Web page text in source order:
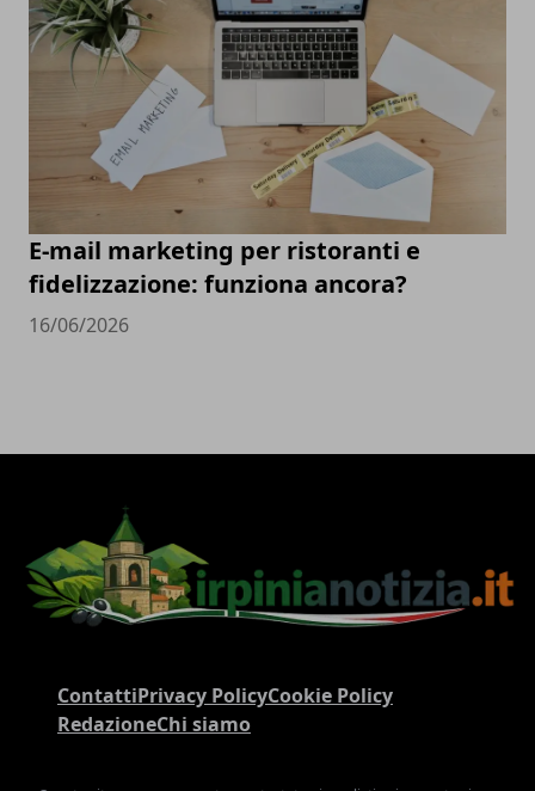
E-mail marketing per ristoranti e
fidelizzazione: funziona ancora?
16/06/2026
ContattiPrivacy PolicyCookie Policy
RedazioneChi siamo